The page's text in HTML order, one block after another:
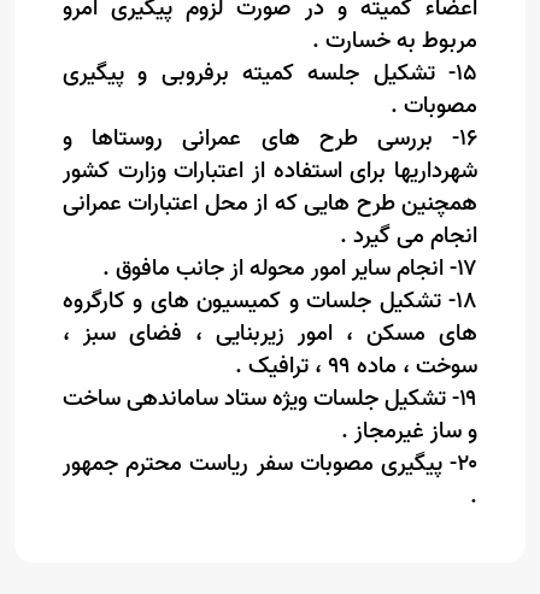
اعضاء کمیته و در صورت لزوم پیگیری امرو
مربوط به خسارت .
۱۵- تشکیل جلسه کمیته برفروبی و پیگیری
مصوبات .
۱۶- بررسی طرح های عمرانی روستاها و
شهرداریها برای استفاده از اعتبارات وزارت کشور
همچنین طرح هایی که از محل اعتبارات عمرانی
انجام می گیرد .
۱۷- انجام سایر امور محوله از جانب مافوق .
۱۸- تشکیل جلسات و کمیسیون های و کارگروه
های مسکن ، امور زیربنایی ، فضای سبز ،
سوخت ، ماده ۹۹ ، ترافیک .
۱۹- تشکیل جلسات ویژه ستاد ساماندهی ساخت
و ساز غیرمجاز .
۲۰- پیگیری مصوبات سفر ریاست محترم جمهور
.